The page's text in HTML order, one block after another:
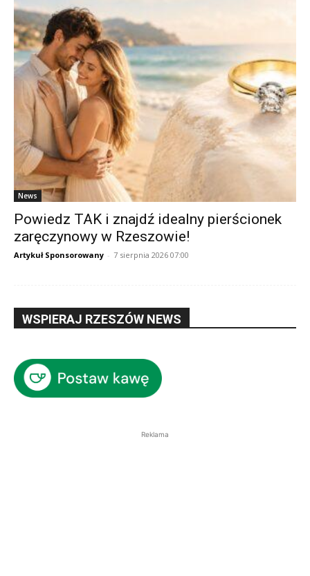
News
Powiedz TAK i znajdź idealny pierścionek
zaręczynowy w Rzeszowie!
Artykuł Sponsorowany - 7 sierpnia 2026 07:00
WSPIERAJ RZESZÓW NEWS
Reklama